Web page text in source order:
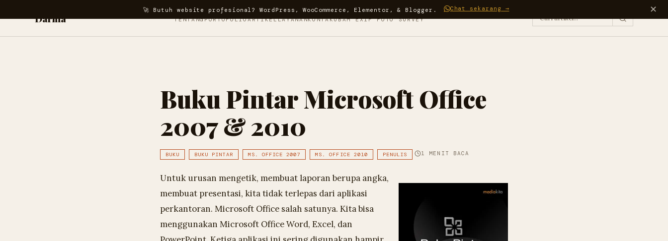
🚀 Butuh website profesional? WordPress, WooCommerce, Elementor, & Blogger. Chat sekarang → ✕
Darma TENTANGPORTOFOLIOARTIKELLAYANANKONTAKUBAH EXIF FOTO SURVEY
Buku Pintar Microsoft Office
2007 & 2010
BUKU BUKU PINTAR MS. OFFICE 2007 MS. OFFICE 2010 PENULIS 1 MENIT BACA
Untuk urusan mengetik, membuat laporan berupa angka,
membuat presentasi, kita tidak terlepas dari aplikasi
perkantoran. Microsoft Office salah satunya. Kita bisa
menggunakan Microsoft Office Word, Excel, dan